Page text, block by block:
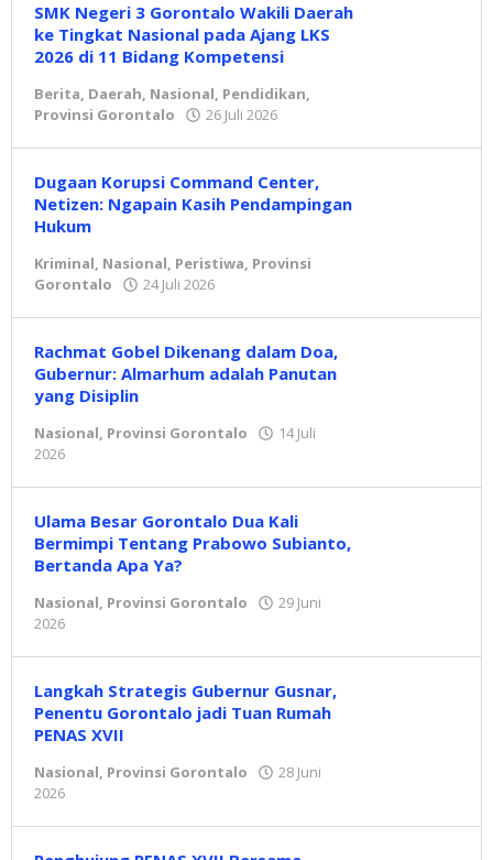
SMK Negeri 3 Gorontalo Wakili Daerah
ke Tingkat Nasional pada Ajang LKS
2026 di 11 Bidang Kompetensi
Berita, Daerah, Nasional, Pendidikan,
Provinsi Gorontalo
26 Juli 2026
Dugaan Korupsi Command Center,
Netizen: Ngapain Kasih Pendampingan
Hukum
Kriminal, Nasional, Peristiwa, Provinsi
Gorontalo
24 Juli 2026
Rachmat Gobel Dikenang dalam Doa,
Gubernur: Almarhum adalah Panutan
yang Disiplin
Nasional, Provinsi Gorontalo
14 Juli
2026
Ulama Besar Gorontalo Dua Kali
Bermimpi Tentang Prabowo Subianto,
Bertanda Apa Ya?
Nasional, Provinsi Gorontalo
29 Juni
2026
Langkah Strategis Gubernur Gusnar,
Penentu Gorontalo jadi Tuan Rumah
PENAS XVII
Nasional, Provinsi Gorontalo
28 Juni
2026